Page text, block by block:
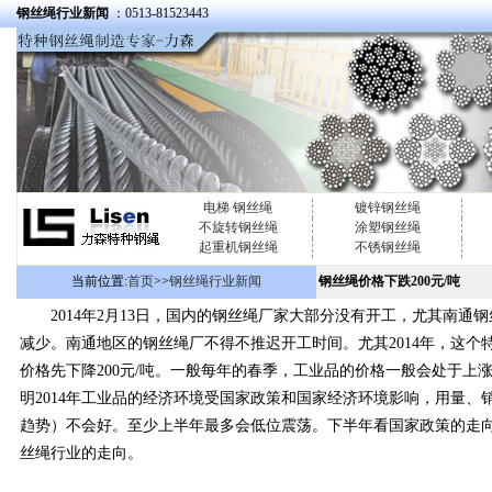
钢丝绳行业新闻：0513-81523443
电梯 钢丝绳
镀锌钢丝绳
不旋转钢丝绳
涂塑钢丝绳
起重机钢丝绳
不锈钢丝绳
当前位置:首页>>钢丝绳行业新闻 钢丝绳价格下跌200元/吨
2014年2月13日，国内的钢丝绳厂家大部分没有开工，尤其南通钢
减少。南通地区的钢丝绳厂不得不推迟开工时间。尤其2014年，这
价格先下降200元/吨。一般每年的春季，工业品的价格一般会处于
明2014年工业品的经济环境受国家政策和国家经济环境影响，用量
趋势）不会好。至少上半年最多会低位震荡。下半年看国家政策的
丝绳行业的走向。